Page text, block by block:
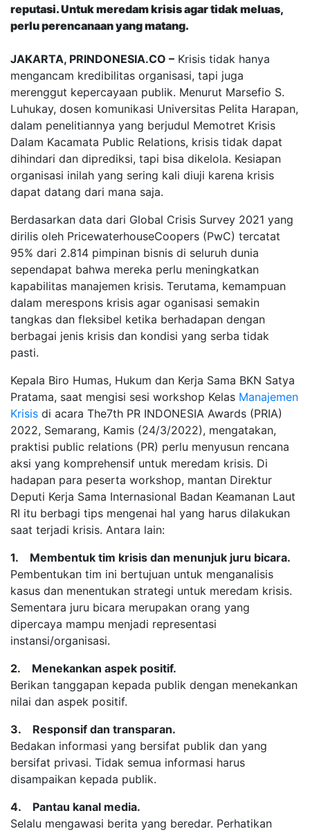
reputasi. Untuk meredam krisis agar tidak meluas,
perlu perencanaan yang matang.
JAKARTA, PRINDONESIA.CO – Krisis tidak hanya
mengancam kredibilitas organisasi, tapi juga
merenggut kepercayaan publik. Menurut Marsefio S.
Luhukay, dosen komunikasi Universitas Pelita Harapan,
dalam penelitiannya yang berjudul Memotret Krisis
Dalam Kacamata Public Relations, krisis tidak dapat
dihindari dan diprediksi, tapi bisa dikelola. Kesiapan
organisasi inilah yang sering kali diuji karena krisis
dapat datang dari mana saja.
Berdasarkan data dari Global Crisis Survey 2021 yang
dirilis oleh PricewaterhouseCoopers (PwC) tercatat
95% dari 2.814 pimpinan bisnis di seluruh dunia
sependapat bahwa mereka perlu meningkatkan
kapabilitas manajemen krisis. Terutama, kemampuan
dalam merespons krisis agar oganisasi semakin
tangkas dan fleksibel ketika berhadapan dengan
berbagai jenis krisis dan kondisi yang serba tidak
pasti.
Kepala Biro Humas, Hukum dan Kerja Sama BKN Satya
Pratama, saat mengisi sesi workshop Kelas Manajemen
Krisis di acara The7th PR INDONESIA Awards (PRIA)
2022, Semarang, Kamis (24/3/2022), mengatakan,
praktisi public relations (PR) perlu menyusun rencana
aksi yang komprehensif untuk meredam krisis. Di
hadapan para peserta workshop, mantan Direktur
Deputi Kerja Sama Internasional Badan Keamanan Laut
RI itu berbagi tips mengenai hal yang harus dilakukan
saat terjadi krisis. Antara lain:
1. Membentuk tim krisis dan menunjuk juru bicara.
Pembentukan tim ini bertujuan untuk menganalisis
kasus dan menentukan strategi untuk meredam krisis.
Sementara juru bicara merupakan orang yang
dipercaya mampu menjadi representasi
instansi/organisasi.
2. Menekankan aspek positif.
Berikan tanggapan kepada publik dengan menekankan
nilai dan aspek positif.
3. Responsif dan transparan.
Bedakan informasi yang bersifat publik dan yang
bersifat privasi. Tidak semua informasi harus
disampaikan kepada publik.
4. Pantau kanal media.
Selalu mengawasi berita yang beredar. Perhatikan